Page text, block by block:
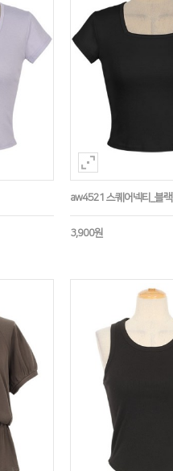
aw4521 스퀘어넥티_블랙
3,900원